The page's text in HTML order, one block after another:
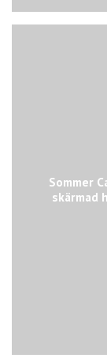
Sommer
skärmad